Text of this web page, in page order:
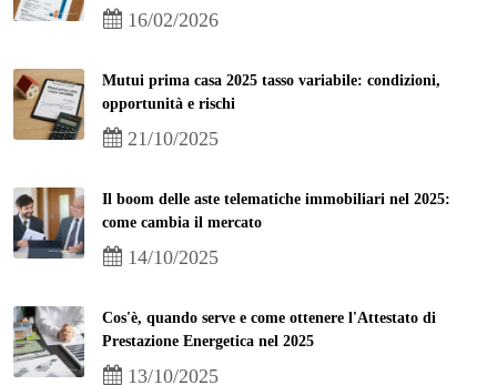
16/02/2026
Mutui prima casa 2025 tasso variabile: condizioni,
opportunità e rischi
21/10/2025
Il boom delle aste telematiche immobiliari nel 2025:
come cambia il mercato
14/10/2025
Cos'è, quando serve e come ottenere l'Attestato di
Prestazione Energetica nel 2025
13/10/2025